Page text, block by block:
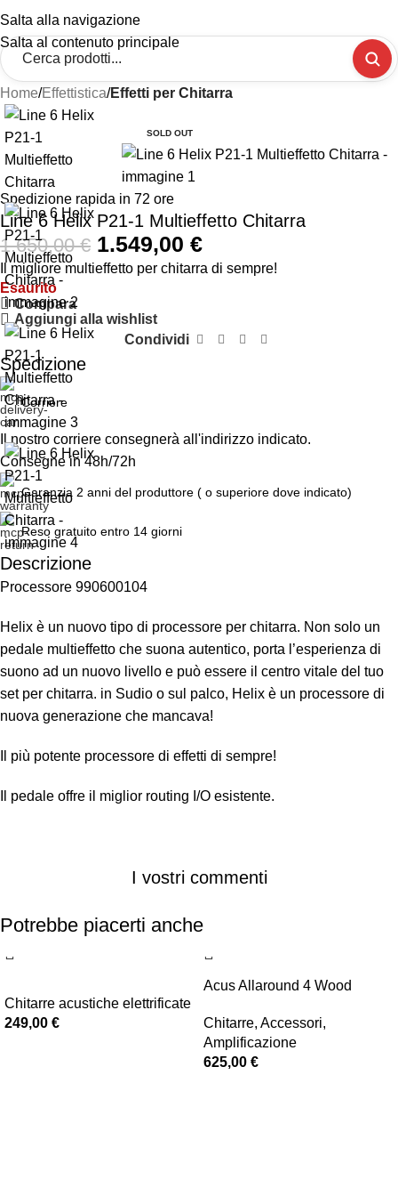
Salta alla navigazione
Salta al contenuto principale
Home Effettistica Effetti per Chitarra
SOLD OUT
Spedizione rapida in 72 ore
Line 6 Helix P21-1 Multieffetto Chitarra
1.650,00€ 1.549,00 €
Il migliore multieffetto per chitarra di sempre!
Esaurito
Compara
Aggiungi alla wishlist
Condividi
Spedizione
Corriere
Il nostro corriere consegnerà all'indirizzo indicato.
Consegne in 48h/72h
Garanzia 2 anni del produttore ( o superiore dove indicato)
Reso gratuito entro 14 giorni
Unbeatable offers
Descrizione
Processore 990600104
Helix è un nuovo tipo di processore per chitarra. Non solo un
pedale multieffetto che suona autentico, porta l’esperienza di
suono ad un nuovo livello e può essere il centro vitale del tuo
set per chitarra. in Sudio o sul palco, Helix è un processore di
nuova generazione che mancava!
Il più potente processore di effetti di sempre!
Il pedale offre il miglior routing I/O esistente.
I vostri commenti
Potrebbe piacerti anche
Chitarre acustiche elettrificate
249,00 €
Acus Allaround 4 Wood
Chitarre, Accessori,
Amplificazione
625,00 €